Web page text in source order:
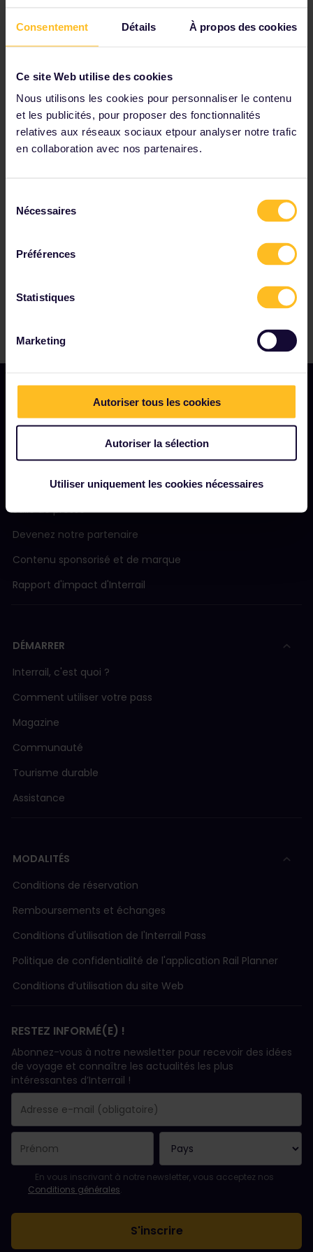
Consentement Détails À propos des cookies
Ce site Web utilise des cookies
Nous utilisons les cookies pour personnaliser le contenu
et les publicités, pour proposer des fonctionnalités
relatives aux réseaux sociaux etpour analyser notre trafic
en collaboration avec nos partenaires.
Nécessaires
Préférences
Statistiques
Marketing
Autoriser tous les cookies
Autoriser la sélection
Utiliser uniquement les cookies nécessaires
Vérifiez les détails du voyage dans nos horaires
Réservez votre auberge de jeunesse
Bénéficiez de réductions grâce à votre Pass
Notre profil
Nous recrutons
Salle de presse
Devenez notre partenaire
Contenu sponsorisé et de marque
Rapport d'impact d'Interrail
DÉMARRER
Interrail, c'est quoi ?
Comment utiliser votre pass
Magazine
Communauté
Tourisme durable
Assistance
MODALITÉS
Conditions de réservation
Remboursements et échanges
Conditions d'utilisation de l'Interrail Pass
Politique de confidentialité de l'application Rail Planner
Conditions d’utilisation du site Web
RESTEZ INFORMÉ(E) !
Abonnez-vous à notre newsletter pour recevoir des idées
de voyage et connaître les actualités les plus
intéressantes d’Interrail !
Votre abonnement a bien été pris en compte.
Le champ adresse e-mail est obligatoire.
L'adresse e-mail n'est pas valide !
L'inscription à la newsletter a échoué. Veuillez réessayer
Vous êtes déjà abonné(e) à cette newsletter.
Veuillez accepter les conditions générales pour vous inscrire à
En vous inscrivant à notre newsletter, vous acceptez nos
Conditions générales.